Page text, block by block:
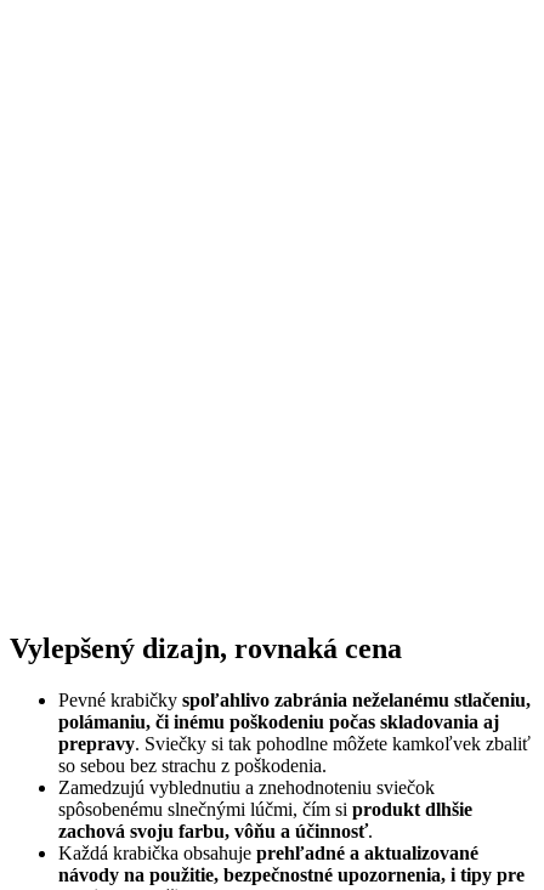
Vylepšený dizajn, rovnaká cena
Pevné krabičky spoľahlivo zabránia neželanému stlačeniu,
polámaniu, či inému poškodeniu počas skladovania aj
prepravy. Sviečky si tak pohodlne môžete kamkoľvek zbaliť
so sebou bez strachu z poškodenia.
Zamedzujú vyblednutiu a znehodnoteniu sviečok
spôsobenému slnečnými lúčmi, čím si produkt dlhšie
zachová svoju farbu, vôňu a účinnosť.
Každá krabička obsahuje prehľadné a aktualizované
návody na použitie, bezpečnostné upozornenia, i tipy pre